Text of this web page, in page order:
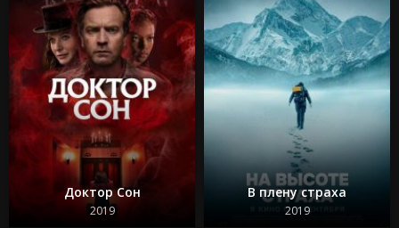
Доктор Сон
2019
В плену страха
2019